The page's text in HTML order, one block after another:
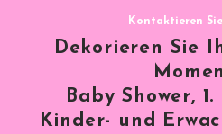
Kontaktieren
Dekorieren Sie
Baby Shower,
Kinder- und